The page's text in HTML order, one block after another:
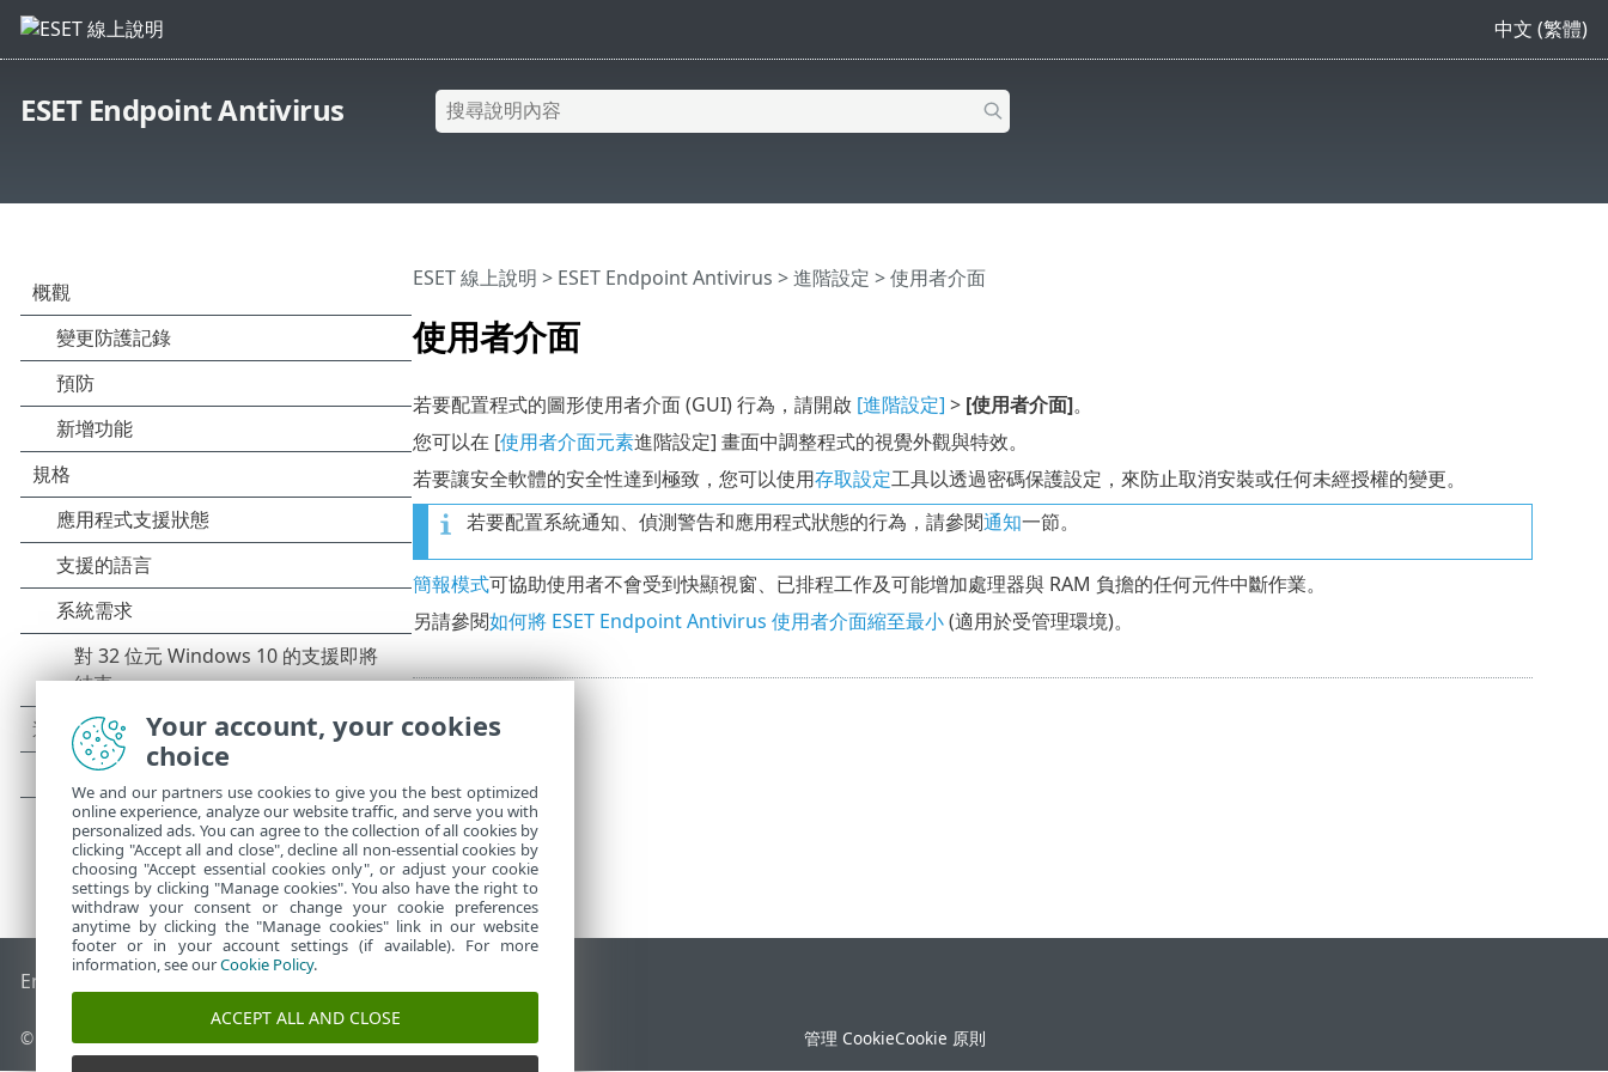
中文 (繁體)
ESET Endpoint Antivirus
使用者介面
ESET 線上說明 > ESET Endpoint Antivirus >進階設定 > 使用者介面
若要配置程式的圖形使用者介面 (GUI) 行為，請開啟 [進階設定] > [使用者介面]。
您可以在 [使用者介面元素進階設定] 畫面中調整程式的視覺外觀與特效。
若要讓安全軟體的安全性達到極致，您可以使用存取設定工具以透過密碼保護設定，來防止取消安裝或任何未經授權的變更。
若要配置系統通知、偵測警告和應用程式狀態的行為，請參閱通知一節。
簡報模式可協助使用者不會受到快顯視窗、已排程工作及可能增加處理器與 RAM 負擔的任何元件中斷作業。
另請參閱如何將 ESET Endpoint Antivirus 使用者介面縮至最小(適用於受管理環境)。
End of Life ESET 知識庫 ESET 論壇ESET Status Portal
© 1992 - 2026 ESET, spol. s r.o. - 保留所有權利。 管理 CookieCookie 原則
Your account, your cookies
choice
We and our partners use cookies to give you the best optimized
online experience, analyze our website traffic, and serve you with
personalized ads. You can agree to the collection of all cookies by
clicking "Accept all and close", decline all non-essential cookies by
choosing "Accept essential cookies only", or adjust your cookie
settings by clicking "Manage cookies". You also have the right to
withdraw your consent or change your cookie preferences
anytime by clicking the "Manage cookies" link in our website
footer or in your account settings (if available). For more
information, see ourCookie Policy.
ACCEPT ALL AND CLOSE